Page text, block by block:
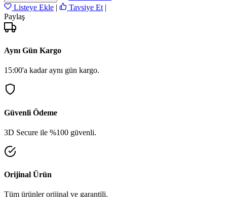
Listeye Ekle | Tavsiye Et |
Paylaş
Aynı Gün Kargo
15:00'a kadar aynı gün kargo.
Güvenli Ödeme
3D Secure ile %100 güvenli.
Orijinal Ürün
Tüm ürünler orijinal ve garantili.